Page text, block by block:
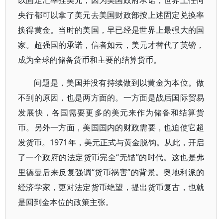
央行都可以拿了美元去美国财政部按上述固定兑换率
换得黄金。当时的美国，早已经是世界上最强大的国
家。超强国的承诺，信者如云，美元才替代了英镑，
成为全球的储备货币和主要的结算货币。
问题是，美国并没有持续做到以黄金为本位。做
不到的原因，也是两方面的。一方面是战后国际贸易
发展快，各国需要更多的美元来作为储备和结算货
币。另外一方面，美国国内的财政需要，也迫使它超
发货币。1971年，美元正式与黄金脱钩。从此，开启
了一个政府的法定货币完全“无锚”的时代。这也是弗
里德曼后来反复强调“货币祸害”的背景。奥地利派的
经济学家，更对法定货币绝望，提出货币复古，也就
是回到金本位的政策主张。